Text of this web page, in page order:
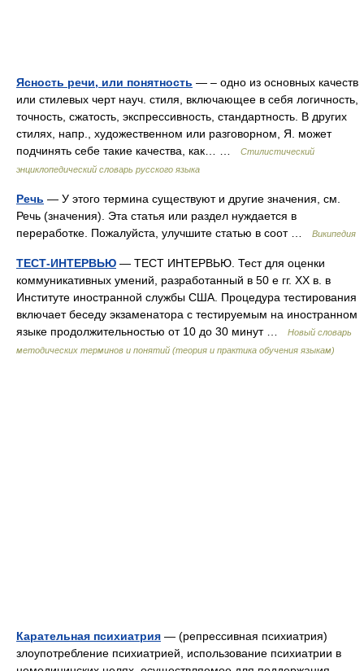
Ясность речи, или понятность — – одно из основных качеств
или стилевых черт науч. стиля, включающее в себя логичность,
точность, сжатость, экспрессивность, стандартность. В других
стилях, напр., художественном или разговорном, Я. может
подчинять себе такие качества, как… …
Стилистический
энциклопедический словарь русского языка
Речь — У этого термина существуют и другие значения, см.
Речь (значения). Эта статья или раздел нуждается в
переработке. Пожалуйста, улучшите статью в соот …
Википедия
ТЕСТ-ИНТЕРВЬЮ — ТЕСТ ИНТЕРВЬЮ. Тест для оценки
коммуникативных умений, разработанный в 50 е гг. XX в. в
Институте иностранной службы США. Процедура тестирования
включает беседу экзаменатора с тестируемым на иностранном
языке продолжительностью от 10 до 30 минут …
Новый словарь
методических терминов и понятий (теория и практика обучения языкам)
Карательная психиатрия — (репрессивная психиатрия)
злоупотребление психиатрией, использование психиатрии в